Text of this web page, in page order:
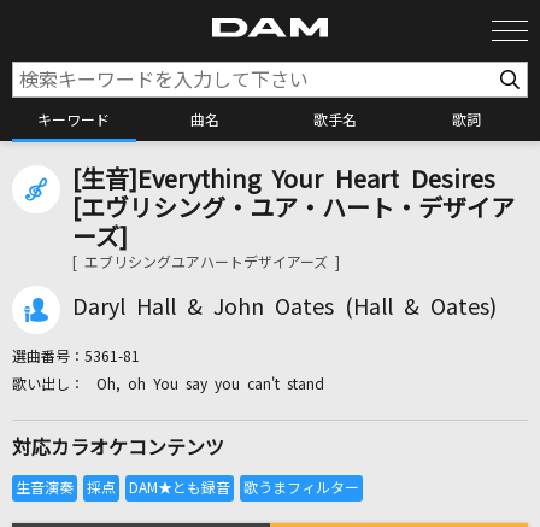
キーワード 曲名 歌手名 歌詞
カラオケ検索
カラオケ店舗検索
リアルタイムで歌われている曲の一覧
[生音]Everything Your Heart Desires
[エヴリシング・ユア・ハート・デザイア
ーズ]
[ エブリシングユアハートデザイアーズ ]
Daryl Hall & John Oates (Hall & Oates)
選曲番号： 5361-81
Oh, oh You say you can't stand
対応カラオケコンテンツ